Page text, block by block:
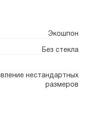
Экошпон
Без стекла
нестандартных
размеров